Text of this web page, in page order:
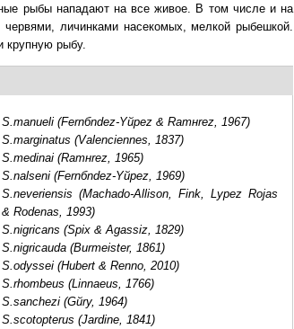
рыбы нападают на все живое. В том числе и на
личинками насекомых, мелкой рыбешкой.
крупную рыбу.
S.manueli (Fernбndez-Yйpez & Ramнrez, 1967)
S.marginatus (Valenciennes, 1837)
S.medinai (Ramнrez, 1965)
S.nalseni (Fernбndez-Yйpez, 1969)
S.neveriensis (Machado-Allison, Fink, Lуpez Rojas
& Rodenas, 1993)
S.nigricans (Spix & Agassiz, 1829)
S.nigricauda (Burmeister, 1861)
S.odyssei (Hubert & Renno, 2010)
S.rhombeus (Linnaeus, 1766)
S.sanchezi (Gйry, 1964)
S.scotopterus (Jardine, 1841)